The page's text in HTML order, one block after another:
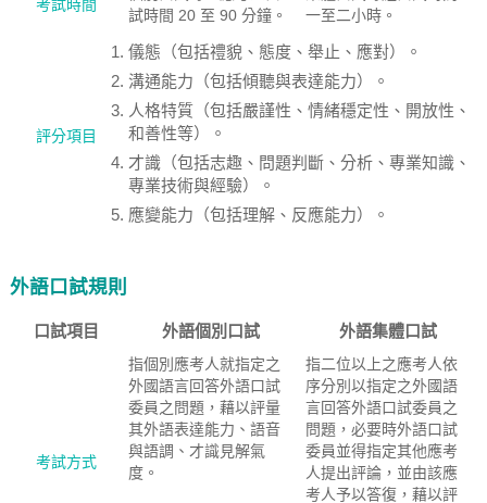
考試時間
試時間 20 至 90 分鐘。
一至二小時。
評分項目
儀態（包括禮貌、態度、舉止、應對）。
溝通能力（包括傾聽與表達能力）。
人格特質（包括嚴謹性、情緒穩定性、開放性、
和善性等）。
才識（包括志趣、問題判斷、分析、專業知識、
專業技術與經驗）。
應變能力（包括理解、反應能力）。
外語口試規則
口試項目 外語個別口試 外語集體口試
考試方式
指個別應考人就指定之
外國語言回答外語口試
委員之問題，藉以評量
其外語表達能力、語音
與語調、才識見解氣
度。
指二位以上之應考人依
序分別以指定之外國語
言回答外語口試委員之
問題，必要時外語口試
委員並得指定其他應考
人提出評論，並由該應
考人予以答復，藉以評